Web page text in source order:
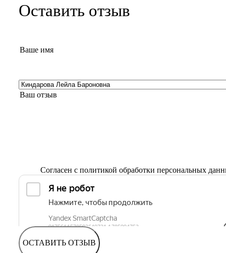
Оставить отзыв
Согласен с политикой обработки персональных
ОСТАВИТЬ ОТЗЫВ